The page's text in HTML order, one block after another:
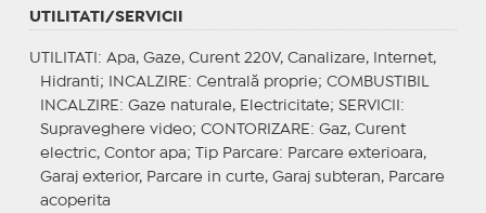
UTILITATI/SERVICII
UTILITATI : Apa, Gaze, Curent 220V, Canalizare, Internet,
Hidranti;
INCALZIRE : Centrală proprie; COMBUSTIBIL
INCALZIRE : Gaze naturale, Electricitate; SERVICII :
Supraveghere video; CONTORIZARE : Gaz, Curent
electric, Contor apa;
Tip Parcare: Parcare exterioara,
Garaj exterior, Parcare in curte, Garaj subteran, Parcare
acoperita